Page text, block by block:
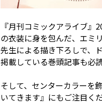
『月刊コミックアライブ
の衣装に身を包んだ、エミ
先生による描き下ろしで、
掲載している巻頭記事も必
そして、センターカラーを
いてきます』にもご注目く